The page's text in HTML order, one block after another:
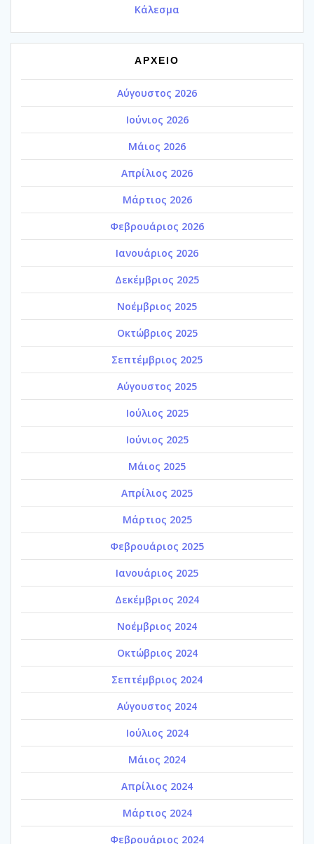
Κάλεσμα
ΑΡΧΕΙΟ
Αύγουστος 2026
Ιούνιος 2026
Μάιος 2026
Απρίλιος 2026
Μάρτιος 2026
Φεβρουάριος 2026
Ιανουάριος 2026
Δεκέμβριος 2025
Νοέμβριος 2025
Οκτώβριος 2025
Σεπτέμβριος 2025
Αύγουστος 2025
Ιούλιος 2025
Ιούνιος 2025
Μάιος 2025
Απρίλιος 2025
Μάρτιος 2025
Φεβρουάριος 2025
Ιανουάριος 2025
Δεκέμβριος 2024
Νοέμβριος 2024
Οκτώβριος 2024
Σεπτέμβριος 2024
Αύγουστος 2024
Ιούλιος 2024
Μάιος 2024
Απρίλιος 2024
Μάρτιος 2024
Φεβρουάριος 2024